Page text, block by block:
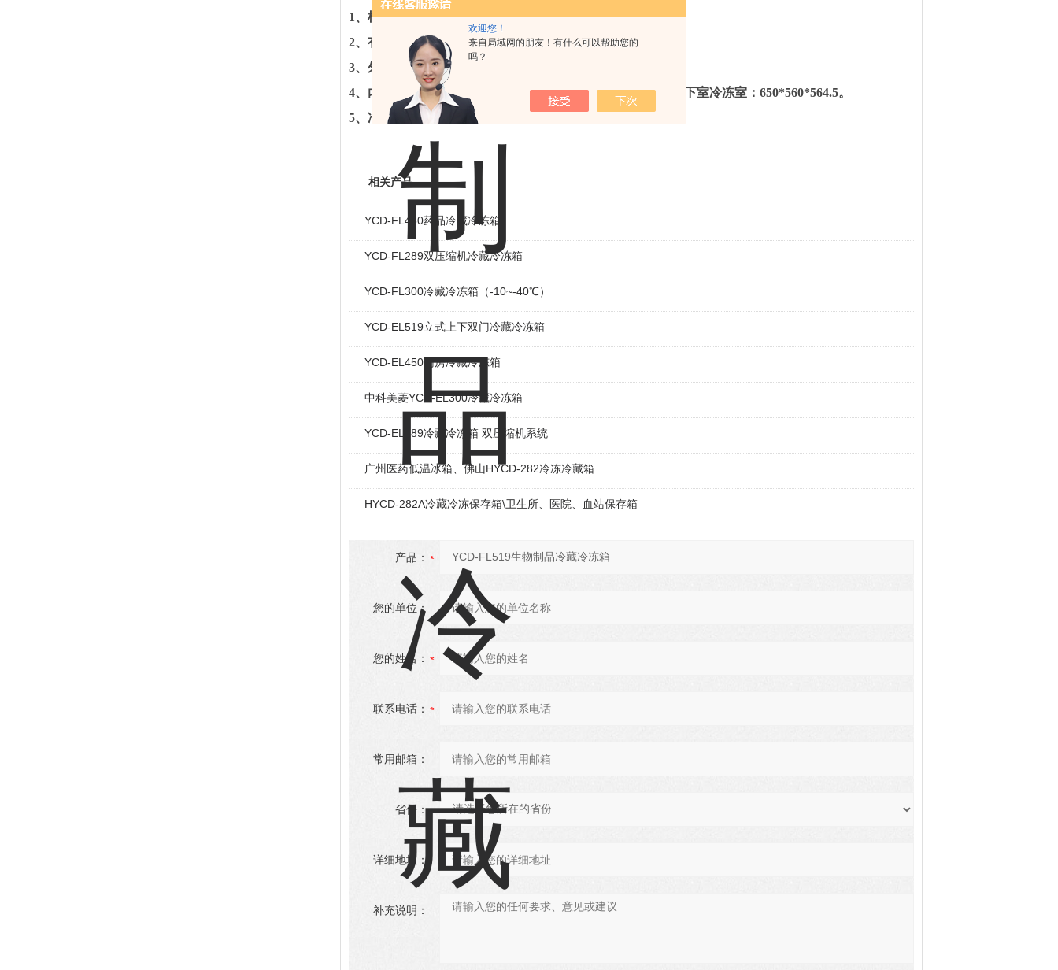
欢迎您！
来自局域网的朋友！有什么可以帮助您的
吗？
1、样式：立式，上下双门。
2、有效容积（L）： 519(冷藏315L、冷冻204L)。
3、外部尺寸（宽 *深
4、内部尺寸（宽*深 ）：上室冷藏室：750*610*740 ，下室冷冻室： 650*560*564.5。
5、净重 毛重（ KG ）：
相关产品
YCD-FL450药品冷藏冷冻箱
YCD-FL289双压缩机冷藏冷冻箱
YCD-FL300冷藏冷冻箱（-10~-40℃）
YCD-EL519立式上下双门冷藏冷冻箱
YCD-EL450药房冷藏冷冻箱
中科美菱YCD-EL300冷藏冷冻箱
YCD-EL289冷藏冷冻箱 双压缩机系统
广州医药低温冰箱、佛山HYCD-282冷冻冷藏箱
HYCD-282A冷藏冷冻保存箱\卫生所、医院、血站保存箱
产品：
您的单位：
您的姓名：
联系电话：
常用邮箱：
省份：
详细地址：
补充说明：